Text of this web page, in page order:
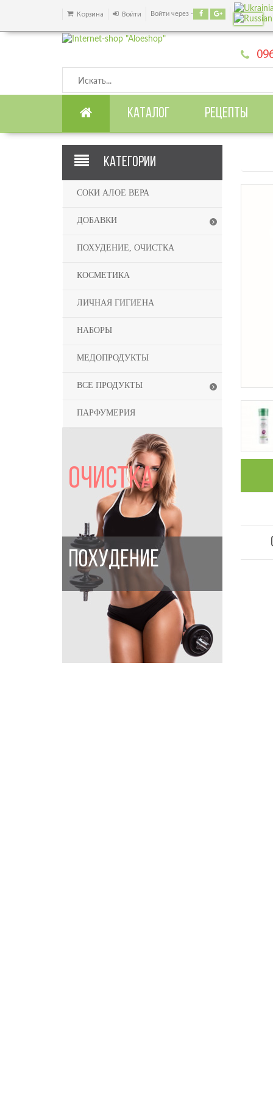
Корзина Войти Войти через -
КАТАЛОГ РЕЦЕПТЫ
КАТЕГОРИИ
СОКИ АЛОЕ ВЕРА
ДОБАВКИ
ПОХУДЕНИЕ, ОЧИСТКА
КОСМЕТИКА
ЛИЧНАЯ ГИГИЕНА
НАБОРЫ
МЕДОПРОДУКТЫ
ВСЕ ПРОДУКТЫ
ПАРФУМЕРИЯ
ОЧИСТКА
ПОХУДЕНИЕ